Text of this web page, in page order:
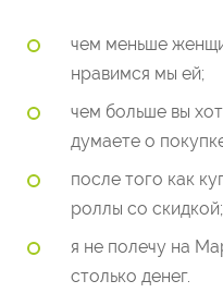
чем меньше
нравимся мы ей;
чем больше вы
думаете о
после того как
роллы со скидкой;
я не полечу на
столько денег.